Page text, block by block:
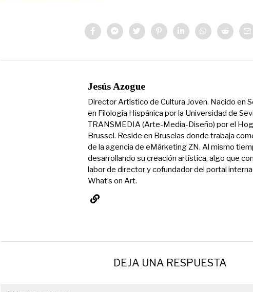
Jesús Azogue
Director Artístico de Cultura Joven. Nacido en
en Filología Hispánica por la Universidad de
TRANSMEDIA (Arte-Media-Diseño) por el
Brussel. Reside en Bruselas donde trabaja
de la agencia de eMárketing ZN. Al mismo
desarrollando su creación artística, algo que
labor de director y cofundador del portal
What’s on Art.
DEJA UNA RESPUESTA